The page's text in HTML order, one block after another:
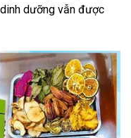
dưỡng vẫn được